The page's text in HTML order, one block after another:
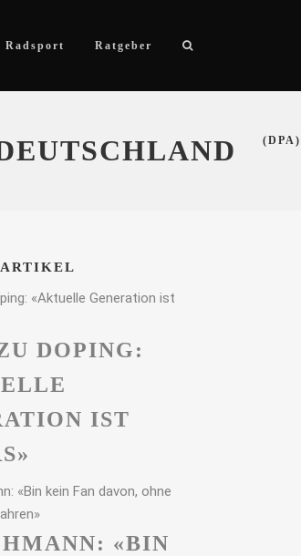
Radsport Ratgeber
(DPA)
DOPING:
IST
«BIN